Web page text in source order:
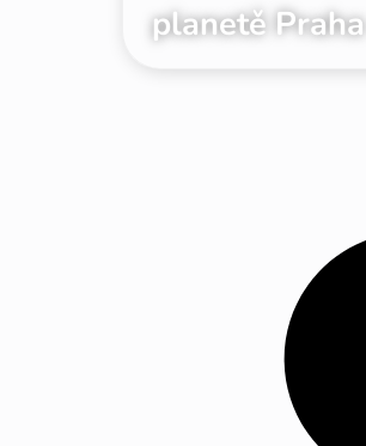
planetě Praha